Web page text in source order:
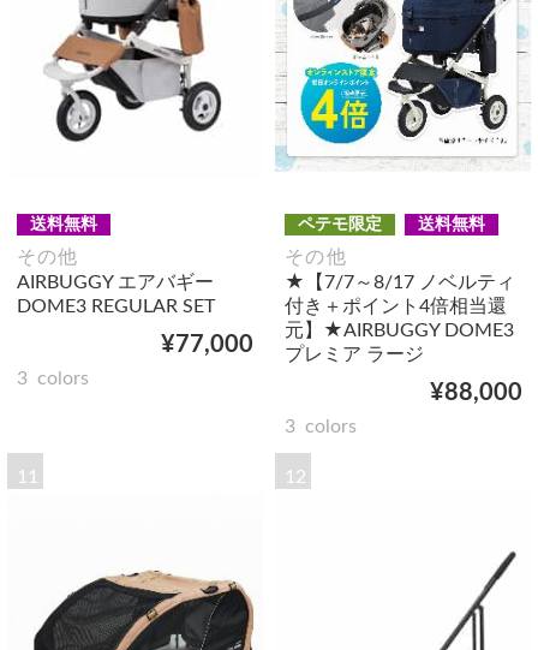
送料無料
その他
AIRBUGGY エアバギー
DOME3 REGULAR SET
¥77,000
3 colors
ペテモ限定 送料無料
その他
★【7/7～8/17 ノベルティ
付き＋ポイント4倍相当還
元】★AIRBUGGY DOME3
プレミア ラージ
¥88,000
3 colors
11 12